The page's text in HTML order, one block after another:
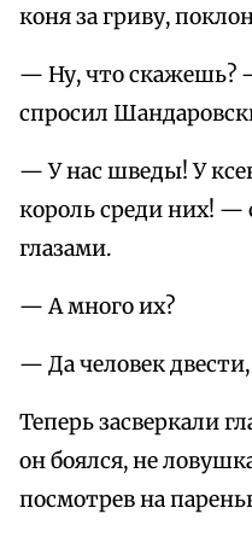
коня за гриву,
— Ну, что скажешь?
спросил
— У нас шведы! У
король среди них! —
глазами.
— А много их?
— Да человек
Теперь засверкали
он боялся, не
посмотрев на